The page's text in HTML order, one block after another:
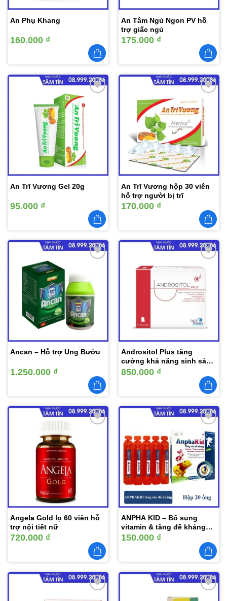
An Phụ Khang
160.000 ₫
An Tâm Ngủ Ngon PV hỗ
trợ giấc ngủ
175.000 ₫
An Trĩ Vương Gel 20g
95.000 ₫
Thêm
vào
yêu
thích
An Trĩ Vương hộp 30 viên
hỗ trợ người bị trĩ
170.000 ₫
vào
yêu
thích
Ancan – Hỗ trợ Ung Bướu
1.250.000 ₫
Thêm
thích
Andrositol Plus tăng
cường khả năng sinh sản
nam giới nhập khẩu ITALIA
850.000 ₫
Angela Gold lọ 60 viên hỗ
trợ nội tiết nữ
720.000 ₫
Thêm
vào
yêu
thích
ANPHA KID – Bổ sung
vitamin & tăng đề kháng
cho trẻ
150.000 ₫